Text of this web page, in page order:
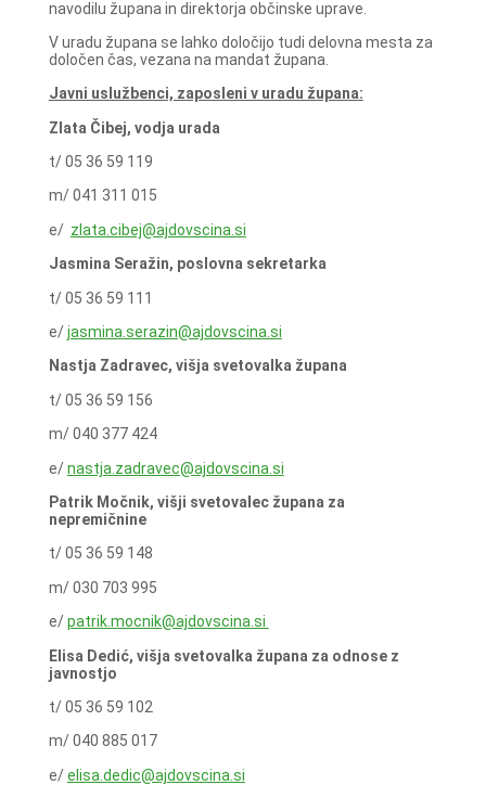
navodilu župana in direktorja občinske uprave.
V uradu župana se lahko določijo tudi delovna mesta za
določen čas, vezana na mandat župana.
Javni uslužbenci, zaposleni v uradu župana:
Zlata Čibej, vodja urada
t/ 05 36 59 119
m/ 041 311 015
e/ zlata.cibej@ajdovscina.si
Jasmina Seražin, poslovna sekretarka
t/ 05 36 59 111
e/jasmina.serazin@ajdovscina.si
Nastja Zadravec, višja svetovalka župana
t/ 05 36 59 156
m/ 040 377 424
e/nastja.zadravec@ajdovscina.si
Patrik Močnik, višji svetovalec župana za
nepremičnine
t/ 05 36 59 148
m/ 030 703 995
e/patrik.mocnik@ajdovscina.si
Elisa Dedić, višja svetovalka župana za odnose z
javnostjo
t/ 05 36 59 102
m/ 040 885 017
e/elisa.dedic@ajdovscina.si